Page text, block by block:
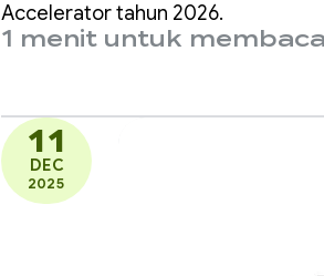
Accelerator tahun 2026.
1 menit untuk membaca
11
DEC
2025